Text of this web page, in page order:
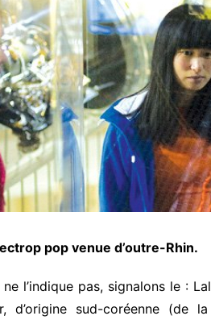
pop venue d’outre-Rhin.
l’indique pas, signalons le :
d’origine sud-coréenne (de